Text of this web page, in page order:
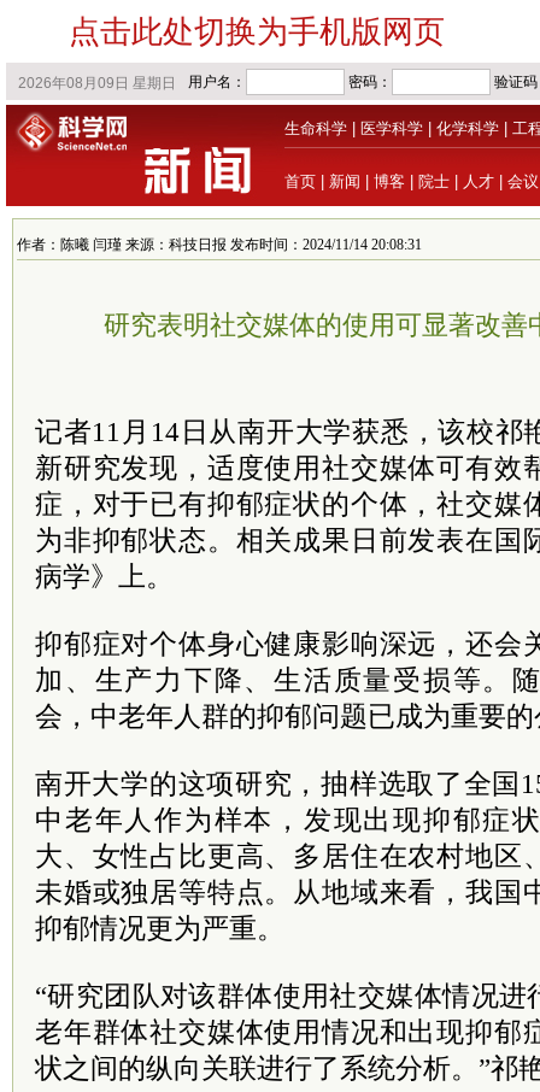
点击此处切换为手机版网页
生命科学 医学科学 化学科学 工
首页 新闻 博客 院士 人才 会议
作者：陈曦 闫瑾 来源：科技日报 发布时间：2024/11/14 20:08:31
研究表明社交媒体的使用可显著改善
记者11月14日从南开大学获悉，该校祁
新研究发现，适度使用社交媒体可有效
症，对于已有抑郁症状的个体，社交媒
为非抑郁状态。相关成果日前发表在国
病学》上。
抑郁症对个体身心健康影响深远，还会
加、生产力下降、生活质量受损等。
会，中老年人群的抑郁问题已成为重要
南开大学的这项研究，抽样选取了全国
中老年人作为样本，发现出现抑郁症
大、女性占比更高、多居住在农村地区
未婚或独居等特点。从地域来看，我国
抑郁情况更为严重。
“研究团队对该群体使用社交媒体情况
老年群体社交媒体使用情况和出现抑郁
状之间的纵向关联进行了系统分析。”祁